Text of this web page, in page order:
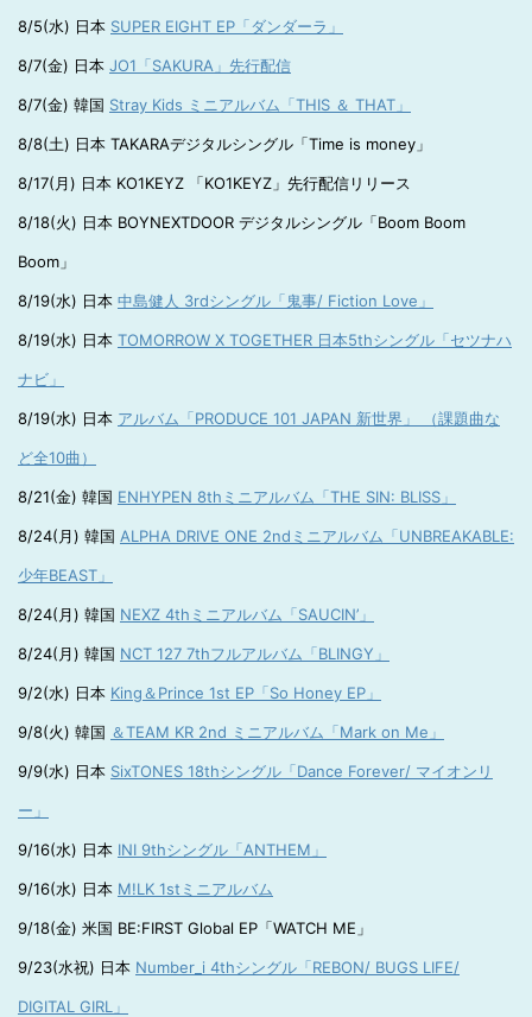
8/5(水) 日本 SUPER EIGHT EP「ダンダーラ」
8/7(金) 日本 JO1「SAKURA」先行配信
8/7(金) 韓国 Stray Kids ミニアルバム「THIS ＆ THAT」
8/8(土) 日本 TAKARAデジタルシングル「Time is money」
8/17(月) 日本 KO1KEYZ 「KO1KEYZ」先行配信リリース
8/18(火) 日本 BOYNEXTDOOR デジタルシングル「Boom Boom
Boom」
8/19(水) 日本 中島健人 3rdシングル「鬼事/ Fiction Love」
8/19(水) 日本 TOMORROW X TOGETHER 日本5thシングル「セツナハ
ナビ」
8/19(水) 日本 アルバム「PRODUCE 101 JAPAN 新世界」 （課題曲な
ど全10曲）
8/21(金) 韓国 ENHYPEN 8thミニアルバム「THE SIN: BLISS」
8/24(月) 韓国 ALPHA DRIVE ONE 2ndミニアルバム「UNBREAKABLE:
少年BEAST」
8/24(月) 韓国 NEXZ 4thミニアルバム「SAUCIN’」
8/24(月) 韓国 NCT 127 7thフルアルバム「BLINGY」
9/2(水) 日本 King＆Prince 1st EP「So Honey EP」
9/8(火) 韓国 ＆TEAM KR 2nd ミニアルバム「Mark on Me」
9/9(水) 日本 SixTONES 18thシングル「Dance Forever/ マイオンリ
ー」
9/16(水) 日本 INI 9thシングル「ANTHEM」
9/16(水) 日本 M!LK 1stミニアルバム
9/18(金) 米国 BE:FIRST Global EP「WATCH ME」
9/23(水祝) 日本 Number_i 4thシングル「REBON/ BUGS LIFE/
DIGITAL GIRL」